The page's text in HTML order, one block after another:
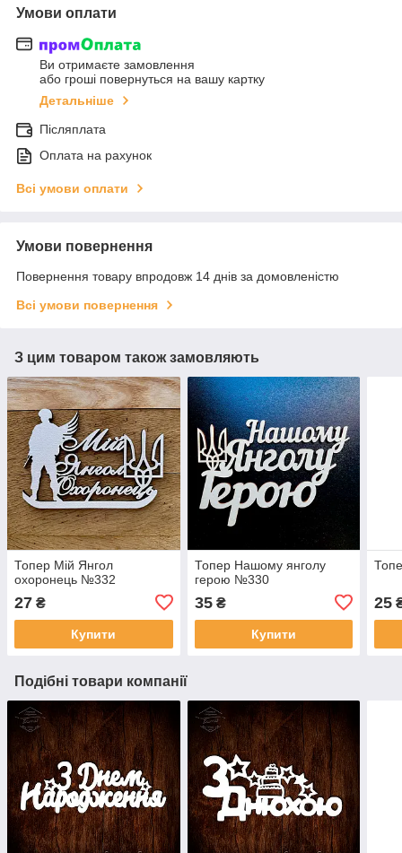
Умови оплати
Ви отримаєте замовлення
або гроші повернуться на вашу картку
Детальніше
Післяплата
Оплата на рахунок
Всі умови оплати
Умови повернення
Повернення товару впродовж 14 днів за домовленістю
Всі умови повернення
З цим товаром також замовляють
Топер Мій Янгол
охоронець №332
27 ₴
Купити
Топер Нашому янголу
герою №330
35₴
Купити
25
Подібні товари компанії